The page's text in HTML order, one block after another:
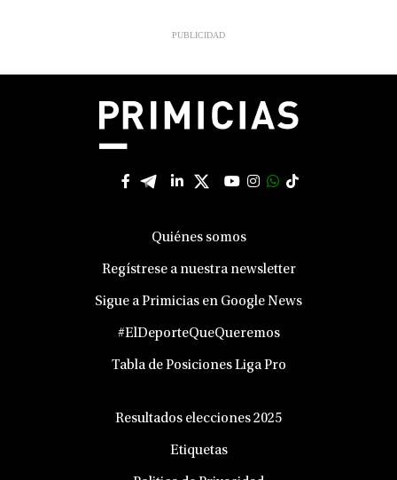
Quiénes somos
Regístrese a nuestra newsletter
Sigue a Primicias en Google News
#ElDeporteQueQueremos
Tabla de Posiciones Liga Pro
Resultados elecciones 2025
Etiquetas